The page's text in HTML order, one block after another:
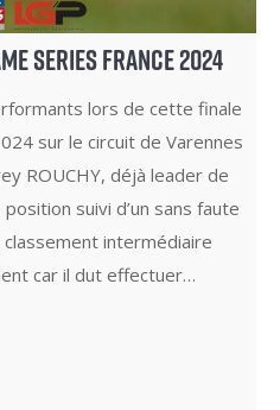
SERIES FRANCE 2024
lors de cette finale
sur le circuit de Varennes
ROUCHY, déjà leader de
suivi d’un sans faute
intermédiaire
car il dut effectuer…